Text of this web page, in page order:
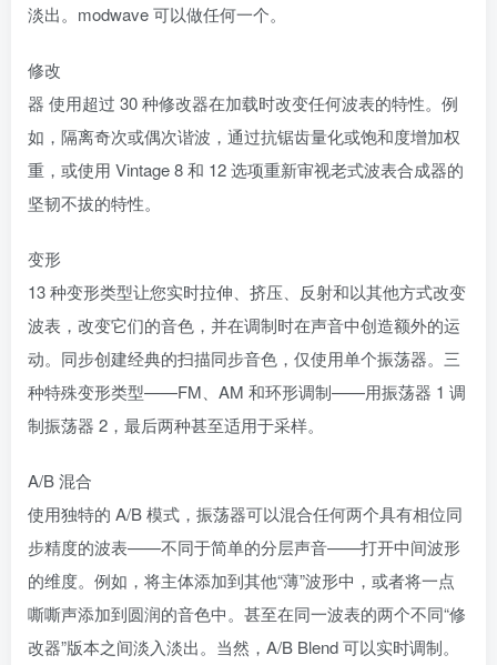
淡出。modwave 可以做任何一个。
修改
器 使用超过 30 种修改器在加载时改变任何波表的特性。例
如，隔离奇次或偶次谐波，通过抗锯齿量化或饱和度增加权
重，或使用 Vintage 8 和 12 选项重新审视老式波表合成器的
坚韧不拔的特性。
变形
13 种变形类型让您实时拉伸、挤压、反射和以其他方式改变
波表，改变它们的音色，并在调制时在声音中创造额外的运
动。同步创建经典的扫描同步音色，仅使用单个振荡器。三
种特殊变形类型——FM、AM 和环形调制——用振荡器 1 调
制振荡器 2，最后两种甚至适用于采样。
A/B 混合
使用独特的 A/B 模式，振荡器可以混合任何两个具有相位同
步精度的波表——不同于简单的分层声音——打开中间波形
的维度。例如，将主体添加到其他“薄”波形中，或者将一点
嘶嘶声添加到圆润的音色中。甚至在同一波表的两个不同“修
改器”版本之间淡入淡出。当然，A/B Blend 可以实时调制。